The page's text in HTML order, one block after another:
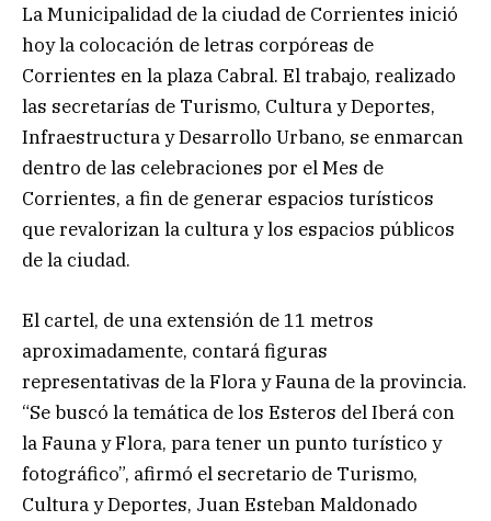
La Municipalidad de la ciudad de Corrientes inició
hoy la colocación de letras corpóreas de
Corrientes en la plaza Cabral. El trabajo, realizado
las secretarías de Turismo, Cultura y Deportes,
Infraestructura y Desarrollo Urbano, se enmarcan
dentro de las celebraciones por el Mes de
Corrientes, a fin de generar espacios turísticos
que revalorizan la cultura y los espacios públicos
de la ciudad.
El cartel, de una extensión de 11 metros
aproximadamente, contará figuras
representativas de la Flora y Fauna de la provincia.
“Se buscó la temática de los Esteros del Iberá con
la Fauna y Flora, para tener un punto turístico y
fotográfico”, afirmó el secretario de Turismo,
Cultura y Deportes, Juan Esteban Maldonado